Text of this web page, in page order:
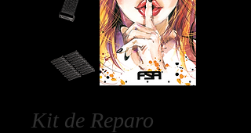
Kit de Reparo